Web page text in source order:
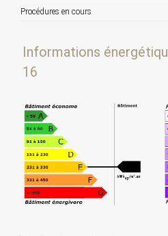
Procédures en cours
Informations
16